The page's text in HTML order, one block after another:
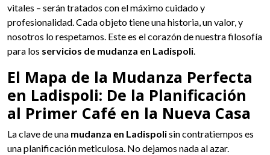
vitales – serán tratados con el máximo cuidado y
profesionalidad. Cada objeto tiene una historia, un valor, y
nosotros lo respetamos. Este es el corazón de nuestra filosofía
para los servicios de mudanza en Ladispoli.
El Mapa de la Mudanza Perfecta
en Ladispoli: De la Planificación
al Primer Café en la Nueva Casa
La clave de una mudanza en Ladispolisin contratiempos es
una planificación meticulosa. No dejamos nada al azar.